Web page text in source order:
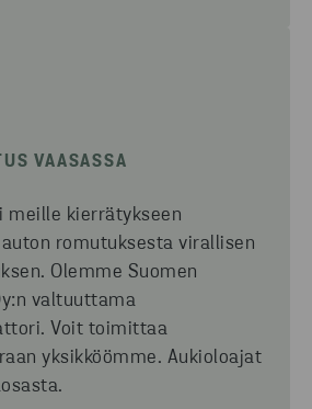
VAASASSA
meille kierrätykseen
auton romutuksesta virallisen
Olemme Suomen
valtuuttama
Voit toimittaa
yksikköömme. Aukioloajat